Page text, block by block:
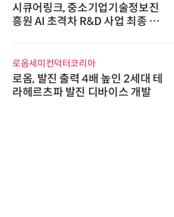
시큐어링크, 중소기업기술정보진
흥원 AI 초격차 R&D 사업 최종 선
로옴세미컨덕터코리아
로옴, 발진 출력 4배 높인 2세대 테
라헤르츠파 발진 디바이스 개발